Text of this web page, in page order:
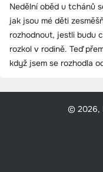
Nedělní oběd u tchánů
jak jsou mé děti
rozhodnout, jestli budu
rozkol v rodině. Teď
když jsem se rozhodla
© 2026,